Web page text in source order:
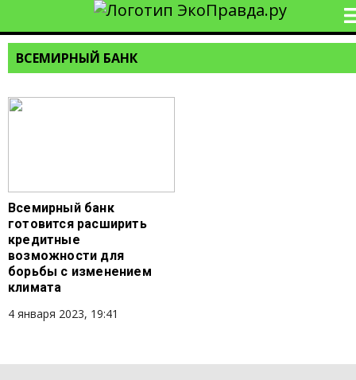
ВСЕМИРНЫЙ БАНК
Всемирный банк
готовится расширить
кредитные
возможности для
борьбы с изменением
климата
4 января 2023, 19:41